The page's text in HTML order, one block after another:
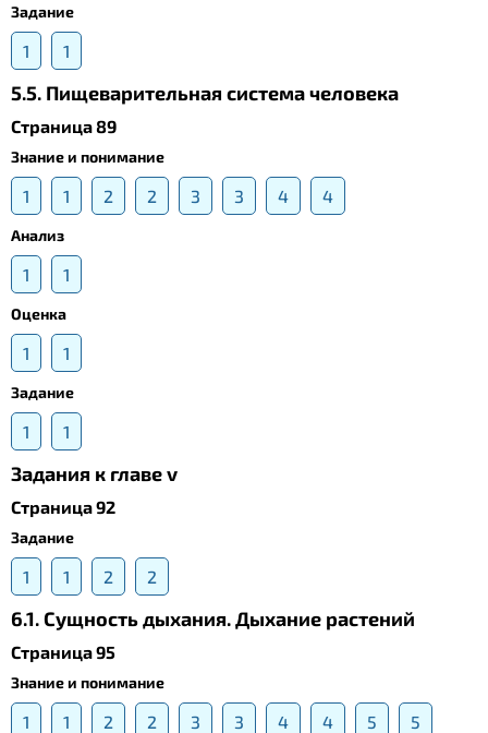
Задание
1 1
5.5. Пищеварительная система человека
Страница 89
Знание и понимание
1 1 2 2 3 3 4 4
Анализ
1 1
Оценка
1 1
Задание
1 1
Задания к главе v
Страница 92
Задание
1 1 2 2
6.1. Сущность дыхания. Дыхание растений
Страница 95
Знание и понимание
1 1 2 2 3 3 4 4 5 5